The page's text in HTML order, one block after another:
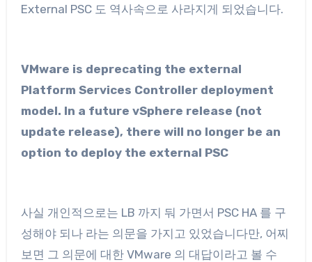
External PSC 도 역사속으로 사라지게 되었습니다.
VMware is deprecating the external
Platform Services Controller deployment
model. In a future vSphere release (not
update release), there will no longer be an
option to deploy the external PSC
사실 개인적으로는 LB 까지 둬 가면서 PSC HA 를 구
성해야 되나 라는 의문을 가지고 있었습니다만, 어찌
보면 그 의문에 대한 VMware 의 대답이라고 볼 수